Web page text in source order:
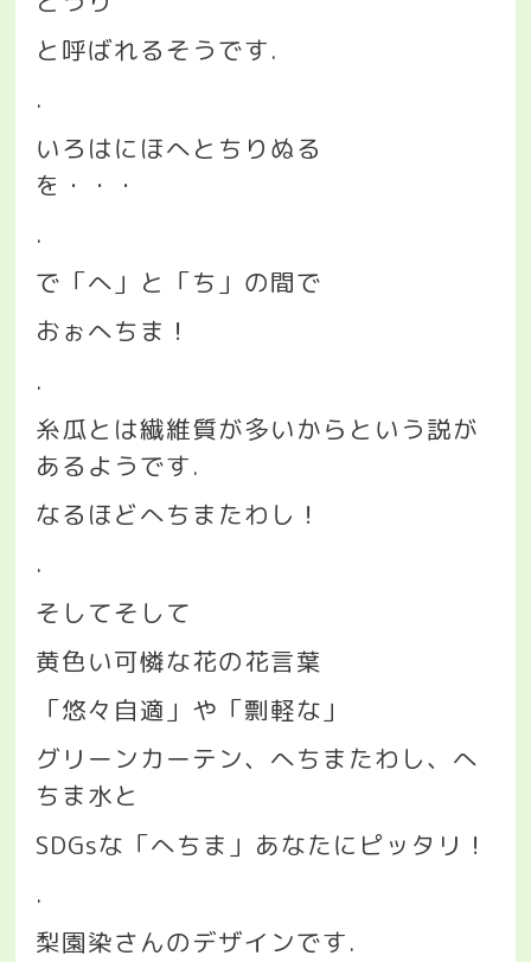
と呼ばれるそうです.
.
いろはにほへとちりぬる
を・・・
.
で「へ」と「ち」の間で
おぉへちま！
.
糸瓜とは繊維質が多いからという説が
あるようです.
なるほどへちまたわし！
.
そしてそして
黄色い可憐な花の花言葉
「悠々自適」や「剽軽な」
グリーンカーテン、へちまたわし、へ
ちま水と
SDGsな「へちま」あなたにピッタリ！
.
梨園染さんのデザインです.